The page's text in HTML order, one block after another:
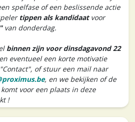
spelfase of een beslissende actie
tippen als kandidaatvoor
van donderdag.
binnen zijn voor dinsdagavond 22
eventueel een korte motivatie
of stuur een mail naar
, en we bekijken of de
voor een plaats in deze
!